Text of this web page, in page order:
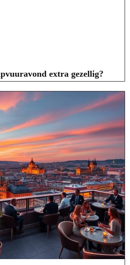
extra gezellig?